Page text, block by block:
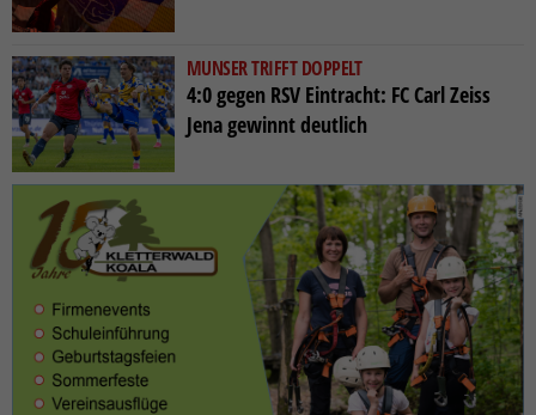
MUNSER TRIFFT DOPPELT
4:0 gegen RSV Eintracht: FC Carl Zeiss
Jena gewinnt deutlich